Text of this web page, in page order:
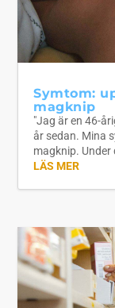
Symtom:
magknip
"Jag är en 46-
år sedan. Mina
magknip. Under
LÄS MER